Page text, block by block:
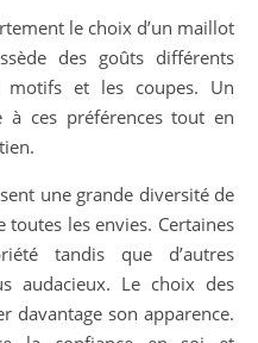
le choix d’un maillot
des goûts différents
motifs et les coupes. Un
à ces préférences tout en
une grande diversité de
toutes les envies. Certaines
tandis que d’autres
audacieux. Le choix des
davantage son apparence.